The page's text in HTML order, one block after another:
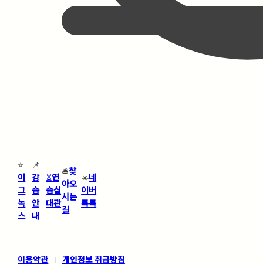
⭐
이
그
녹
스
📌
강
습
안
내
⏳연
습실
대관
🛎️찾
아오
시는
길
☀️네
이버
톡톡
이용약관 | 개인정보 취급방침 |